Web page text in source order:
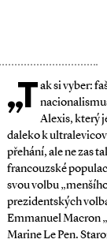
„T
ak si vyber:
Alexis, který
daleko k
přehání, ale ne zas
francouzské
svou volbu
prezidentských
Emmanuel Macron
Marine Le Pen.